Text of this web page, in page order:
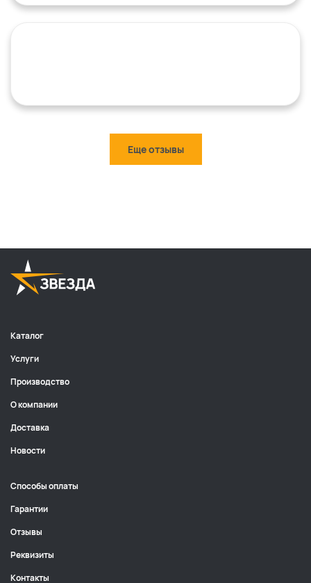
Еще отзывы
Каталог
Услуги
Производство
О компании
Доставка
Новости
Способы оплаты
Гарантии
Отзывы
Реквизиты
Контакты